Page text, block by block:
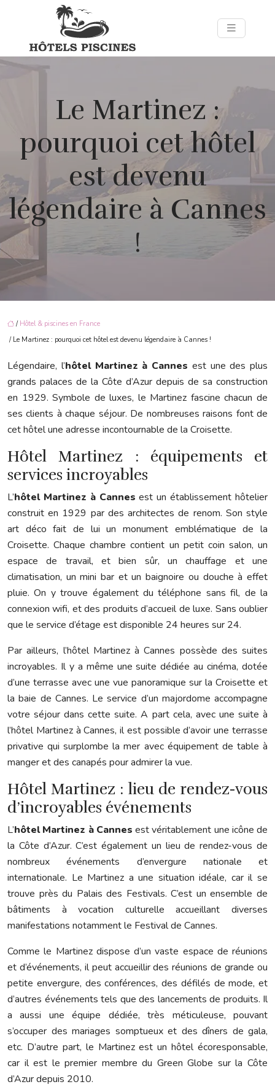
Le Martinez :
pourquoi cet hôtel
est devenu
légendaire à Cannes
!
/ Hôtel & piscines en France
/ Le Martinez : pourquoi cet hôtel est devenu légendaire à Cannes !
Légendaire, l’hôtel Martinez à Cannes est une des plus
grands palaces de la Côte d’Azur depuis de sa construction
en 1929. Symbole de luxes, le Martinez fascine chacun de
ses clients à chaque séjour. De nombreuses raisons font de
cet hôtel une adresse incontournable de la Croisette.
Hôtel Martinez : équipements et
services incroyables
L’hôtel Martinez à Cannes est un établissement hôtelier
construit en 1929 par des architectes de renom. Son style
art déco fait de lui un monument emblématique de la
Croisette. Chaque chambre contient un petit coin salon, un
espace de travail, et bien sûr, un chauffage et une
climatisation, un mini bar et un baignoire ou douche à effet
pluie. On y trouve également du téléphone sans fil, de la
connexion wifi, et des produits d’accueil de luxe. Sans oublier
que le service d’étage est disponible 24 heures sur 24.
Par ailleurs, l’hôtel Martinez à Cannes possède des suites
incroyables. Il y a même une suite dédiée au cinéma, dotée
d’une terrasse avec une vue panoramique sur la Croisette et
la baie de Cannes. Le service d’un majordome accompagne
votre séjour dans cette suite. A part cela, avec une suite à
l’hôtel Martinez à Cannes, il est possible d’avoir une terrasse
privative qui surplombe la mer avec équipement de table à
manger et des canapés pour admirer la vue.
Hôtel Martinez : lieu de rendez-vous
d’incroyables événements
L’hôtel Martinez à Cannes est véritablement une icône de
la Côte d’Azur. C’est également un lieu de rendez-vous de
nombreux événements d’envergure nationale et
internationale. Le Martinez a une situation idéale, car il se
trouve près du Palais des Festivals. C’est un ensemble de
bâtiments à vocation culturelle accueillant diverses
manifestations notamment le Festival de Cannes.
Comme le Martinez dispose d’un vaste espace de réunions
et d’événements, il peut accueillir des réunions de grande ou
petite envergure, des conférences, des défilés de mode, et
d’autres événements tels que des lancements de produits. Il
a aussi une équipe dédiée, très méticuleuse, pouvant
s’occuper des mariages somptueux et des dîners de gala,
etc. D’autre part, le Martinez est un hôtel écoresponsable,
car il est le premier membre du Green Globe sur la Côte
d’Azur depuis 2010.